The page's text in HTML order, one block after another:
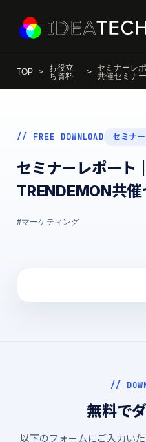
TOP
お役立
ち資料
セミナーレ
共催セミナ
// FREE DOWNLOAD セミナ
セミナーレポート
TRENDEMON共
#マーケティング
//
無料で
以下のフォームにご入力い